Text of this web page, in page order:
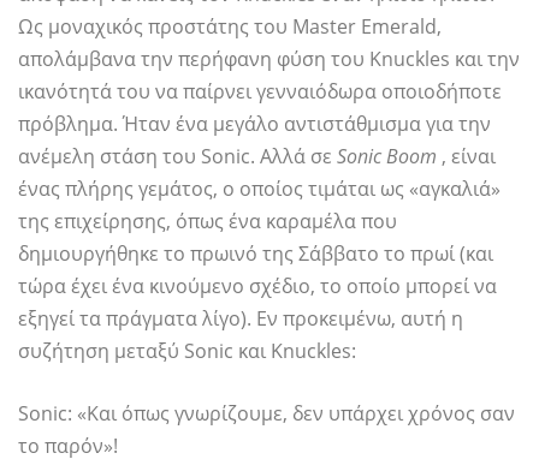
Ως μοναχικός προστάτης του Master Emerald,
απολάμβανα την περήφανη φύση του Knuckles και την
ικανότητά του να παίρνει γενναιόδωρα οποιοδήποτε
πρόβλημα. Ήταν ένα μεγάλο αντιστάθμισμα για την
ανέμελη στάση του Sonic. Αλλά σε Sonic Boom , είναι
ένας πλήρης γεμάτος, ο οποίος τιμάται ως «αγκαλιά»
της επιχείρησης, όπως ένα καραμέλα που
δημιουργήθηκε το πρωινό της Σάββατο το πρωί (και
τώρα έχει ένα κινούμενο σχέδιο, το οποίο μπορεί να
εξηγεί τα πράγματα λίγο). Εν προκειμένω, αυτή η
συζήτηση μεταξύ Sonic και Knuckles:
Sonic: «Και όπως γνωρίζουμε, δεν υπάρχει χρόνος σαν
το παρόν»!